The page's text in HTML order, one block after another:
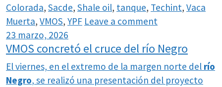
Colorada, Sacde, Shale oil, tanque, Techint, Vaca
Muerta, VMOS, YPF Leave a comment
23 marzo, 2026
VMOS concretó el cruce del río Negro
El viernes, en el extremo de la margen norte del río
Negro, se realizó una presentación del proyecto